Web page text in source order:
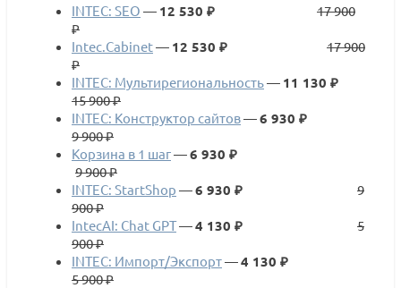
INTEC: SEO — 12 530 ₽
17 900
₽
Intec.Cabinet— 12 530 ₽
17 900
₽
INTEC: Мультирегиональность— 11 130 ₽
15 900 ₽
INTEC: Конструктор сайтов—6 930 ₽
9 900 ₽
Корзина в 1 шаг—6 930 ₽
9 900 ₽
INTEC: StartShop —6 930 ₽ 9
900 ₽
IntecAI: Chat GPT—4 130 ₽ 5
900 ₽
INTEC: Импорт/Экспорт—4 130 ₽
5 900 ₽